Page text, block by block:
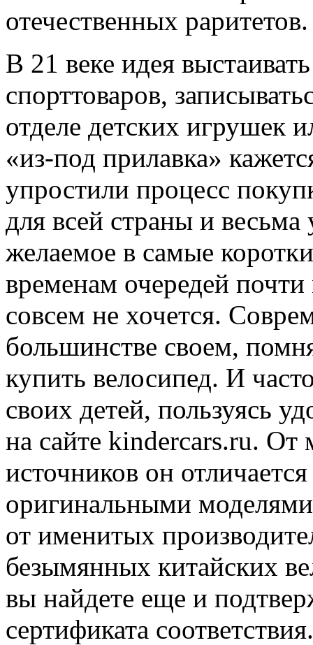
отечественных раритетов.
В 21 веке идея
спорттоваров,
отделе детских игрушек
«из-под прилавка»
упростили процесс
для всей страны и
желаемое в самые
временам очередей
совсем не хочется.
большинстве своем,
купить велосипед. И
своих детей, пользуясь
на сайте kindercars.ru. От
источников он
оригинальными
от именитых
безымянных китайских
вы найдете еще и
сертификата соответствия.